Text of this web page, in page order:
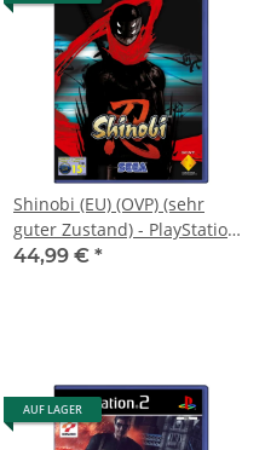
Shinobi (EU) (OVP) (sehr
guter Zustand) - PlayStation
2 (PS2)
44,99 € *
AUF LAGER